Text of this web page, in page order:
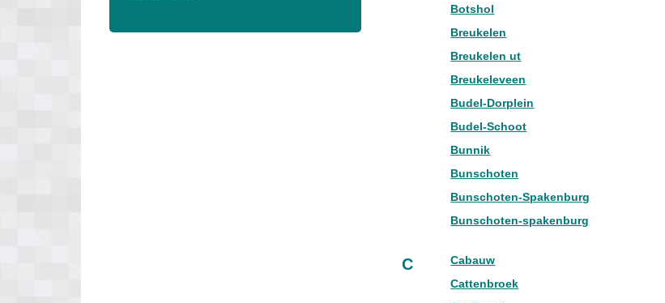
Botshol
Breukelen
Breukelen ut
Breukeleveen
Budel-Dorplein
Budel-Schoot
Bunnik
Bunschoten
Bunschoten-Spakenburg
Bunschoten-spakenburg
C
Cabauw
Cattenbroek